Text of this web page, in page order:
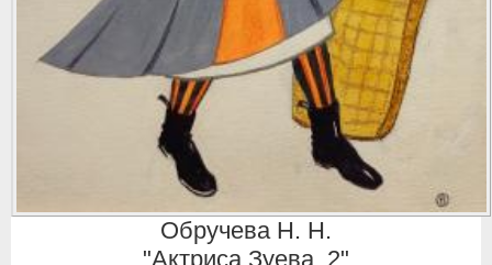
Обручева Н. Н.
"Актриса Зуева. 2"